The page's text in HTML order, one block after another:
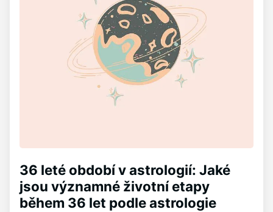
36 leté období v astrologií: Jaké
jsou významné životní etapy
během 36 let podle astrologie